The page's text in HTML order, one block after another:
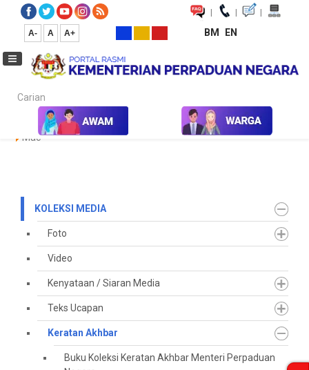
| | |
A- A A+ BM EN
Carian...
Laman Utama Media Koleksi Media Keratan Akhbar
Mac
KOLEKSI MEDIA
Foto
Video
Kenyataan / Siaran Media
Teks Ucapan
Keratan Akhbar
Buku Koleksi Keratan Akhbar Menteri Perpaduan